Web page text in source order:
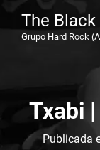
The Black
Grupo Hard Rock
Txabi
Publicada